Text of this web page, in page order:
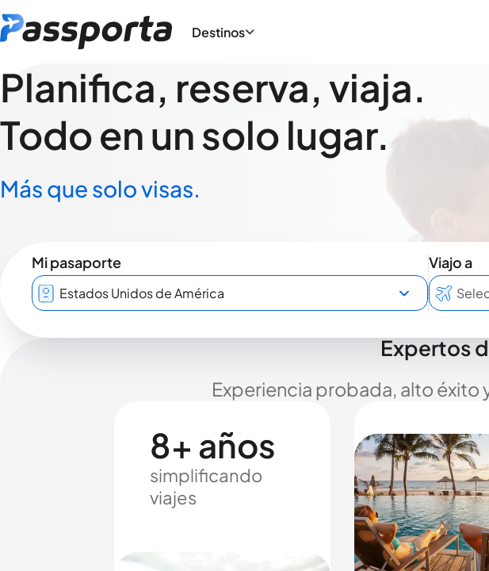
Destinos
Planifica, reserva, viaja.
Todo en un solo lugar.
Más que solo visas.
Mi pasaporte
Viajo a
Expertos
Experiencia probada, alto éxito
8+ años
simplificando
viajes